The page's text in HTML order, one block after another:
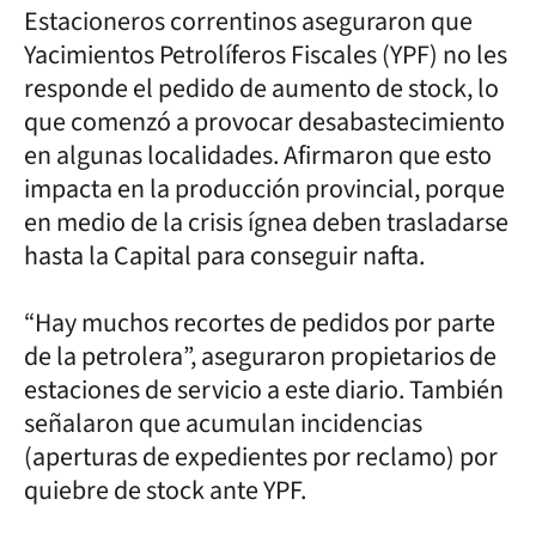
Estacioneros correntinos aseguraron que
Yacimientos Petrolíferos Fiscales (YPF) no les
responde el pedido de aumento de stock, lo
que comenzó a provocar desabastecimiento
en algunas localidades. Afirmaron que esto
impacta en la producción provincial, porque
en medio de la crisis ígnea deben trasladarse
hasta la Capital para conseguir nafta.
“Hay muchos recortes de pedidos por parte
de la petrolera”, aseguraron propietarios de
estaciones de servicio a este diario. También
señalaron que acumulan incidencias
(aperturas de expedientes por reclamo) por
quiebre de stock ante YPF.